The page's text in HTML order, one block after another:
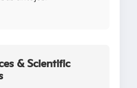
& Scientific